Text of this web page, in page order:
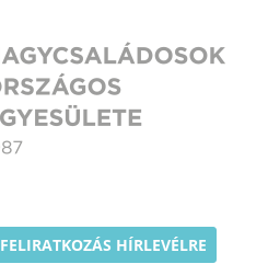
FELIRATKOZÁS HÍRLEVÉLRE